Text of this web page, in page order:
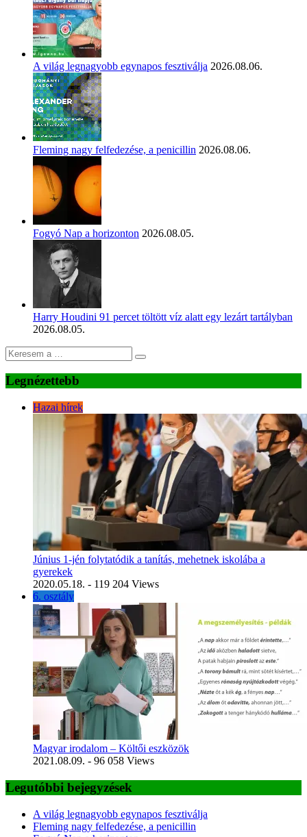
A világ legnagyobb egynapos fesztiválja 2026.08.06.
Fleming nagy felfedezése, a penicillin 2026.08.06.
Fogyó Nap a horizonton 2026.08.05.
Harry Houdini 91 percet töltött víz alatt egy lezárt tartályban
2026.08.05.
Legnézettebb
Hazai hírek
Június 1-jén folytatódik a tanítás, mehetnek iskolába a
gyerekek
2020.05.18. - 119 204 Views
6. osztály
Magyar irodalom – Költői eszközök
2021.08.09. - 96 058 Views
Legutóbbi bejegyzések
A világ legnagyobb egynapos fesztiválja
Fleming nagy felfedezése, a penicillin